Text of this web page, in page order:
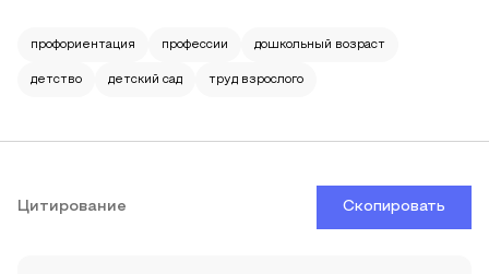
профориентация профессии дошкольный возраст
детство детский сад труд взрослого
Цитирование Скопировать